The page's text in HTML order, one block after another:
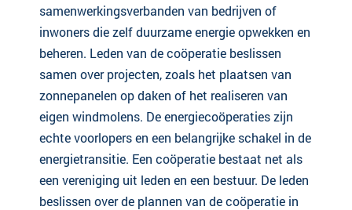
samenwerkingsverbanden van bedrijven of
inwoners die zelf duurzame energie opwekken en
beheren. Leden van de coöperatie beslissen
samen over projecten, zoals het plaatsen van
zonnepanelen op daken of het realiseren van
eigen windmolens. De energiecoöperaties zijn
echte voorlopers en een belangrijke schakel in de
energietransitie. Een coöperatie bestaat net als
een vereniging uit leden en een bestuur. De leden
beslissen over de plannen van de coöperatie in